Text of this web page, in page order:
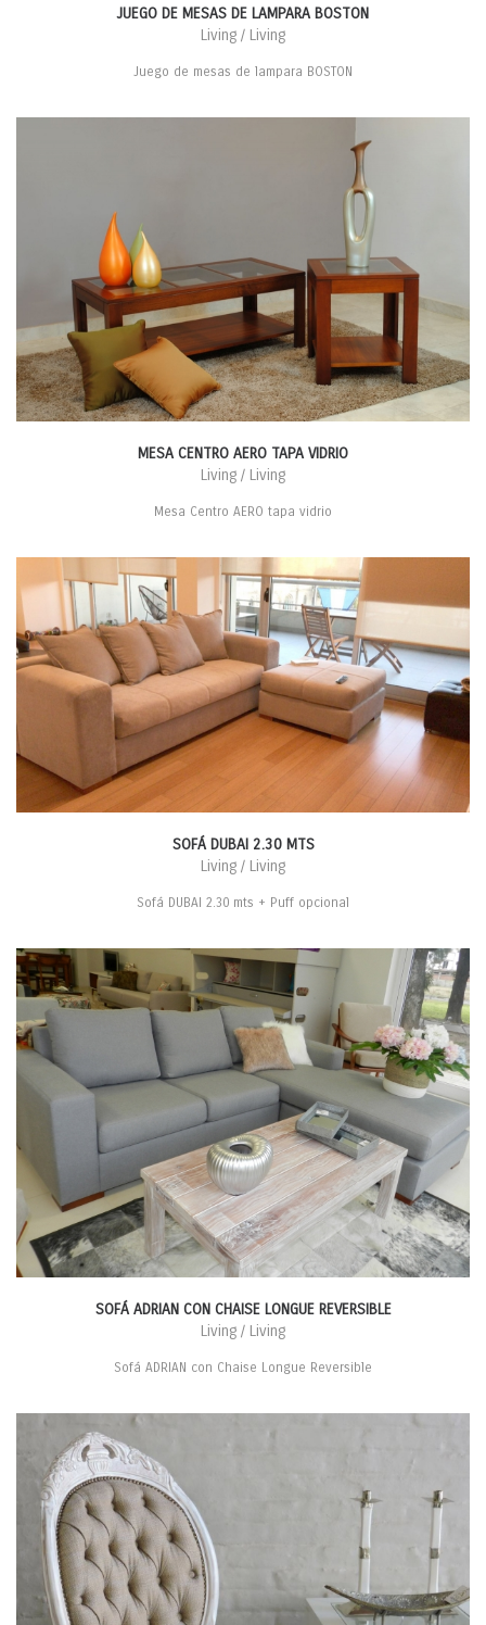
JUEGO DE MESAS DE LAMPARA BOSTON
Living / Living
Juego de mesas de lampara BOSTON
MESA CENTRO AERO TAPA VIDRIO
Living / Living
Mesa Centro AERO tapa vidrio
SOFÁ DUBAI 2.30 MTS
Living / Living
Sofá DUBAI 2.30 mts + Puff opcional
SOFÁ ADRIAN CON CHAISE LONGUE REVERSIBLE
Living / Living
Sofá ADRIAN con Chaise Longue Reversible